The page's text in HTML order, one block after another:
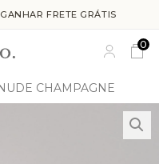
FRETE GRÁTIS
0
CHAMPAGNE